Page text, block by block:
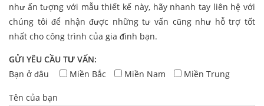
như ấn tượng với mẫu thiết kế này, hãy nhanh tay liên hệ với
chúng tôi để nhận được những tư vấn cũng như hỗ trợ tốt
nhất cho công trình của gia đình bạn.
GỬI YÊU CẦU TƯ VẤN:
Bạn ở đâu
Miền Bắc Miền Nam Miền Trung
Tên của bạn